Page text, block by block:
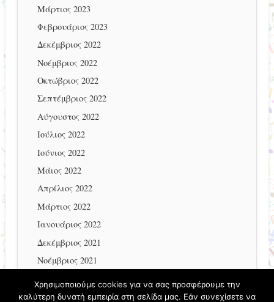
Μάρτιος 2023
Φεβρουάριος 2023
Δεκέμβριος 2022
Νοέμβριος 2022
Οκτώβριος 2022
Σεπτέμβριος 2022
Αύγουστος 2022
Ιούλιος 2022
Ιούνιος 2022
Μάιος 2022
Απρίλιος 2022
Μάρτιος 2022
Ιανουάριος 2022
Δεκέμβριος 2021
Νοέμβριος 2021
Χρησιμοποιούμε cookies για να σας προσφέρουμε την
καλύτερη δυνατή εμπειρία στη σελίδα μας. Εάν συνεχίσετε να